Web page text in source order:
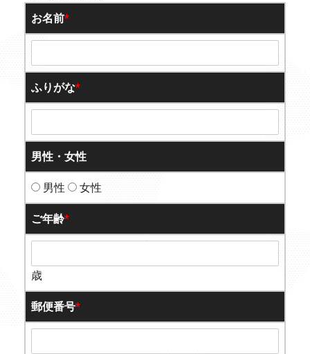
お名前*
ふりがな*
男性・女性
男性 女性
ご年齢*
歳
郵便番号*